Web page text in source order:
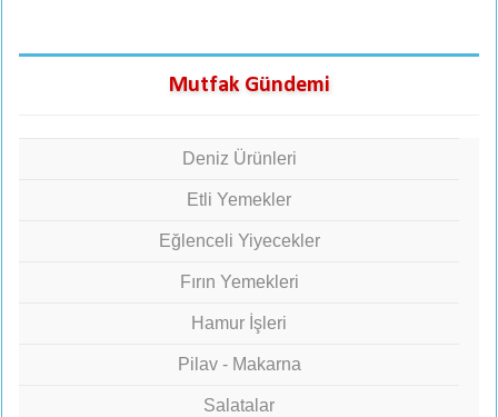
Mutfak Gündemi
Deniz Ürünleri
Etli Yemekler
Eğlenceli Yiyecekler
Fırın Yemekleri
Hamur İşleri
Pilav - Makarna
Salatalar